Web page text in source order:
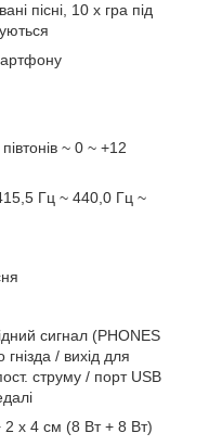
пісні, 10 х гра під
~ 0 ~ +12
Гц ~ 440,0 Гц ~
сигнал (PHONES
/ вихід для
струму / порт USB
2 х 4 см (8 Вт + 8 Вт)